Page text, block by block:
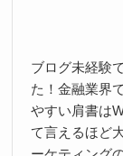
ブログ未経験
た！金融業界
やすい肩書は
て言えるほど